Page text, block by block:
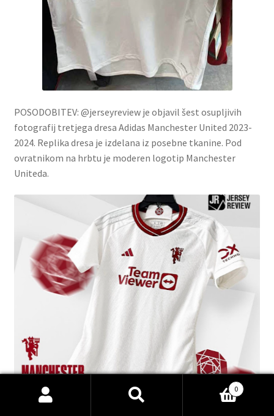
POSODOBITEV: @jerseyreview je objavil šest osupljivih
fotografij tretjega dresa Adidas Manchester United 2023-
2024. Replika dresa je izdelana iz posebne tkanine. Pod
ovratnikom na hrbtu je moderen logotip Manchester
Uniteda.
0